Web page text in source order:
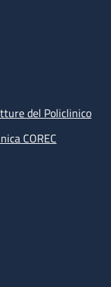
del Policlinico
COREC